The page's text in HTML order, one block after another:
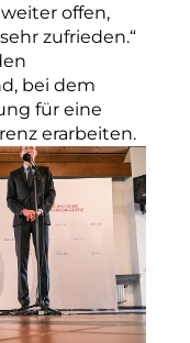
offen,
zufrieden.“
bei dem
für eine
erarbeiten.